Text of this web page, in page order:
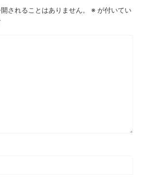
されることはありません。 ※ が付いてい